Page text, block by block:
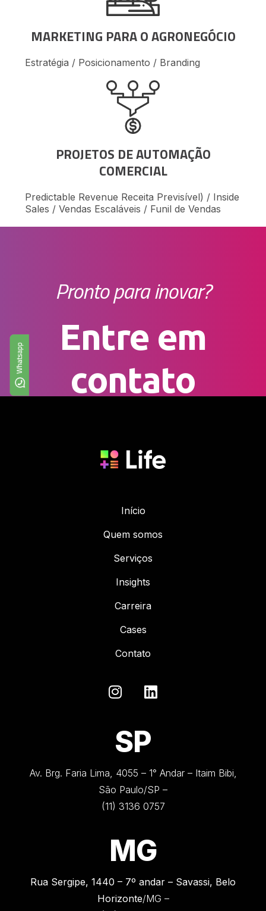
MARKETING PARA O AGRONEGÓCIO
Estratégia / Posicionamento / Branding
PROJETOS DE AUTOMAÇÃO
COMERCIAL
Predictable Revenue Receita Previsível) / Inside
Sales / Vendas Escaláveis / Funil de Vendas
Pronto para inovar?
Entre em
contato
Início
Quem somos
Serviços
Insights
Carreira
Cases
Contato
SP
Av. Brg. Faria Lima, 4055 – 1° Andar – Itaim Bibi,
São Paulo/SP –
(11) 3136 0757
MG
Rua Sergipe, 1440 – 7º andar – Savassi, Belo
Horizonte/MG –